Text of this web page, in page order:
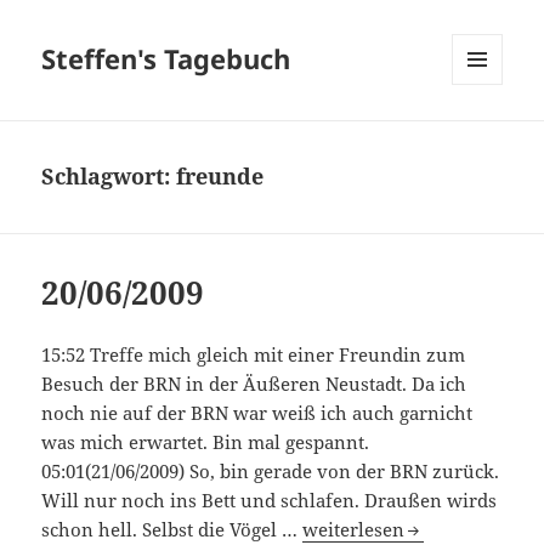
Steffen's Tagebuch
Schlagwort:freunde
20/06/2009
15:52 Treffe mich gleich mit einer Freundin zum
Besuch der BRN in der Äußeren Neustadt. Da ich
noch nie auf der BRN war weiß ich auch garnicht
was mich erwartet. Bin mal gespannt.
05:01(21/06/2009) So, bin gerade von der BRN zurück.
Will nur noch ins Bett und schlafen. Draußen wirds
schon hell. Selbst die Vögel …20/06/2009
weiterlesen